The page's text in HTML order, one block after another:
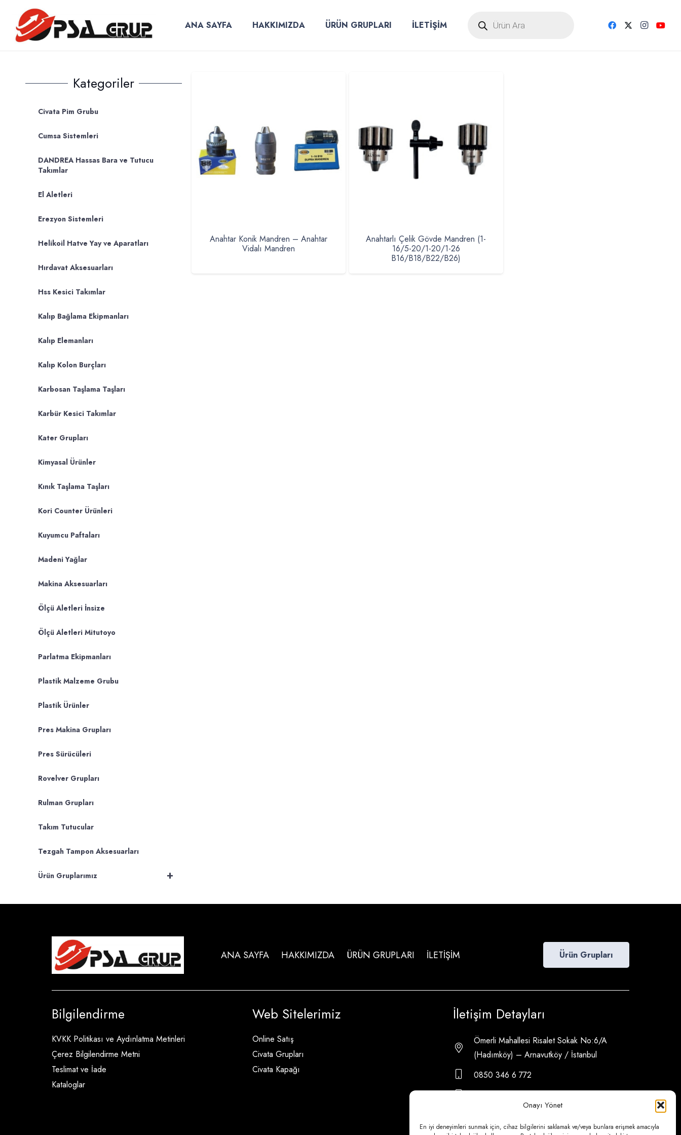
Onayı Yönet
En iyi deneyimleri sunmak için, cihaz bilgilerini saklamak ve/veya bunlara erişmek amacıyla
ANA SAYFA HAKKIMIZDA ÜRÜN GRUPLARI İLETİŞİM search
Kategoriler
Civata Pim Grubu
Cumsa Sistemleri
DANDREA Hassas Bara ve Tutucu
Takımlar
El Aletleri
Erezyon Sistemleri
Helikoil Hatve Yay ve Aparatları
Hırdavat Aksesuarları
Hss Kesici Takımlar
Kalıp Bağlama Ekipmanları
Kalıp Elemanları
Kalıp Kolon Burçları
Karbosan Taşlama Taşları
Karbür Kesici Takımlar
Kater Grupları
Kimyasal Ürünler
Kınık Taşlama Taşları
Kori Counter Ürünleri
Kuyumcu Paftaları
Madeni Yağlar
Makina Aksesuarları
Ölçü Aletleri İnsize
Ölçü Aletleri Mitutoyo
Parlatma Ekipmanları
Plastik Malzeme Grubu
Plastik Ürünler
Pres Makina Grupları
Pres Sürücüleri
Rovelver Grupları
Rulman Grupları
Takım Tutucular
Tezgah Tampon Aksesuarları
+
Ürün Gruplarımız
Anahtar Konik Mandren – Anahtar
Vidalı Mandren
Anahtarlı Çelik Gövde Mandren (1-
16/5-20/1-20/1-26
B16/B18/B22/B26)
ANA SAYFA HAKKIMIZDA ÜRÜN GRUPLARI İLETİŞİM Ürün Grupları
Bilgilendirme
KVKK Politikası ve Aydınlatma Metinleri
Çerez Bilgilendirme Metni
Teslimat ve İade
Kataloglar
Web Sitelerimiz
Online Satış
Civata Grupları
Civata Kapağı
İletişim Detayları
Ömerli Mahallesi Risalet Sokak No:6/A
(Hadımköy) – Arnavutköy / İstanbul
0850 346 6 772